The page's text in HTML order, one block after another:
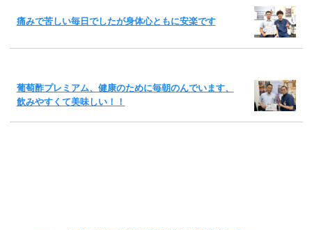
痛みで苦しい毎日でしたが身体心ともに安楽です
葡萄酢プレミアム、健康のために毎朝のんでいます、
飲みやすくて美味しい！！